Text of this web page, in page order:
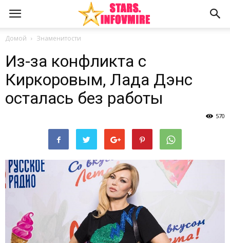
Домой Знаменитости
Из-за конфликта с
Киркоровым, Лада Дэнс
осталась без работы
570